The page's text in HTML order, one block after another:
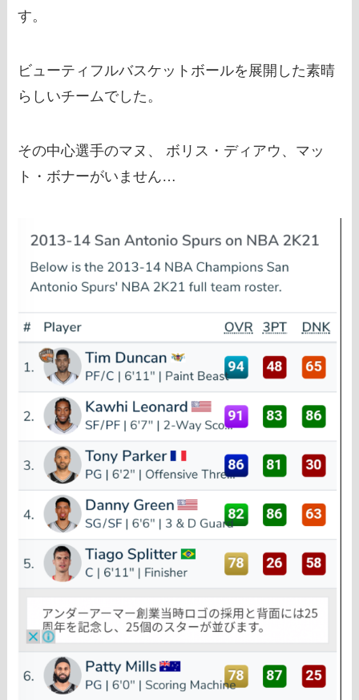
す。
ビューティフルバスケットボールを展開した素晴
らしいチームでした。
その中心選手のマヌ、 ボリス・ディアウ、マッ
ト・ボナーがいません…